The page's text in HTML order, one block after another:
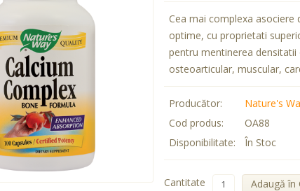
Cea mai complexa asociere
optime, cu proprietati
pentru mentinerea
osteoarticular, muscular,
Producător:
Nature's
Cod produs:
OA88
Disponibilitate:
În Stoc
Cantitate Adaugă în